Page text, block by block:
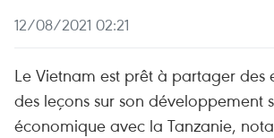
12/08/2021 02:21
Le Vietnam est prêt à partager des
des leçons sur son développement
économique avec la Tanzanie,